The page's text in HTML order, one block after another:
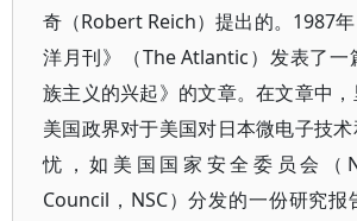
奇（Robert Reich）提出的。1987
洋月刊》（The Atlantic）发表了一
族主义的兴起》的文章。在文章中
美国政界对于美国对日本微电子技
忧，如美国国家安全委员会（
Council，NSC）分发的一份研究报